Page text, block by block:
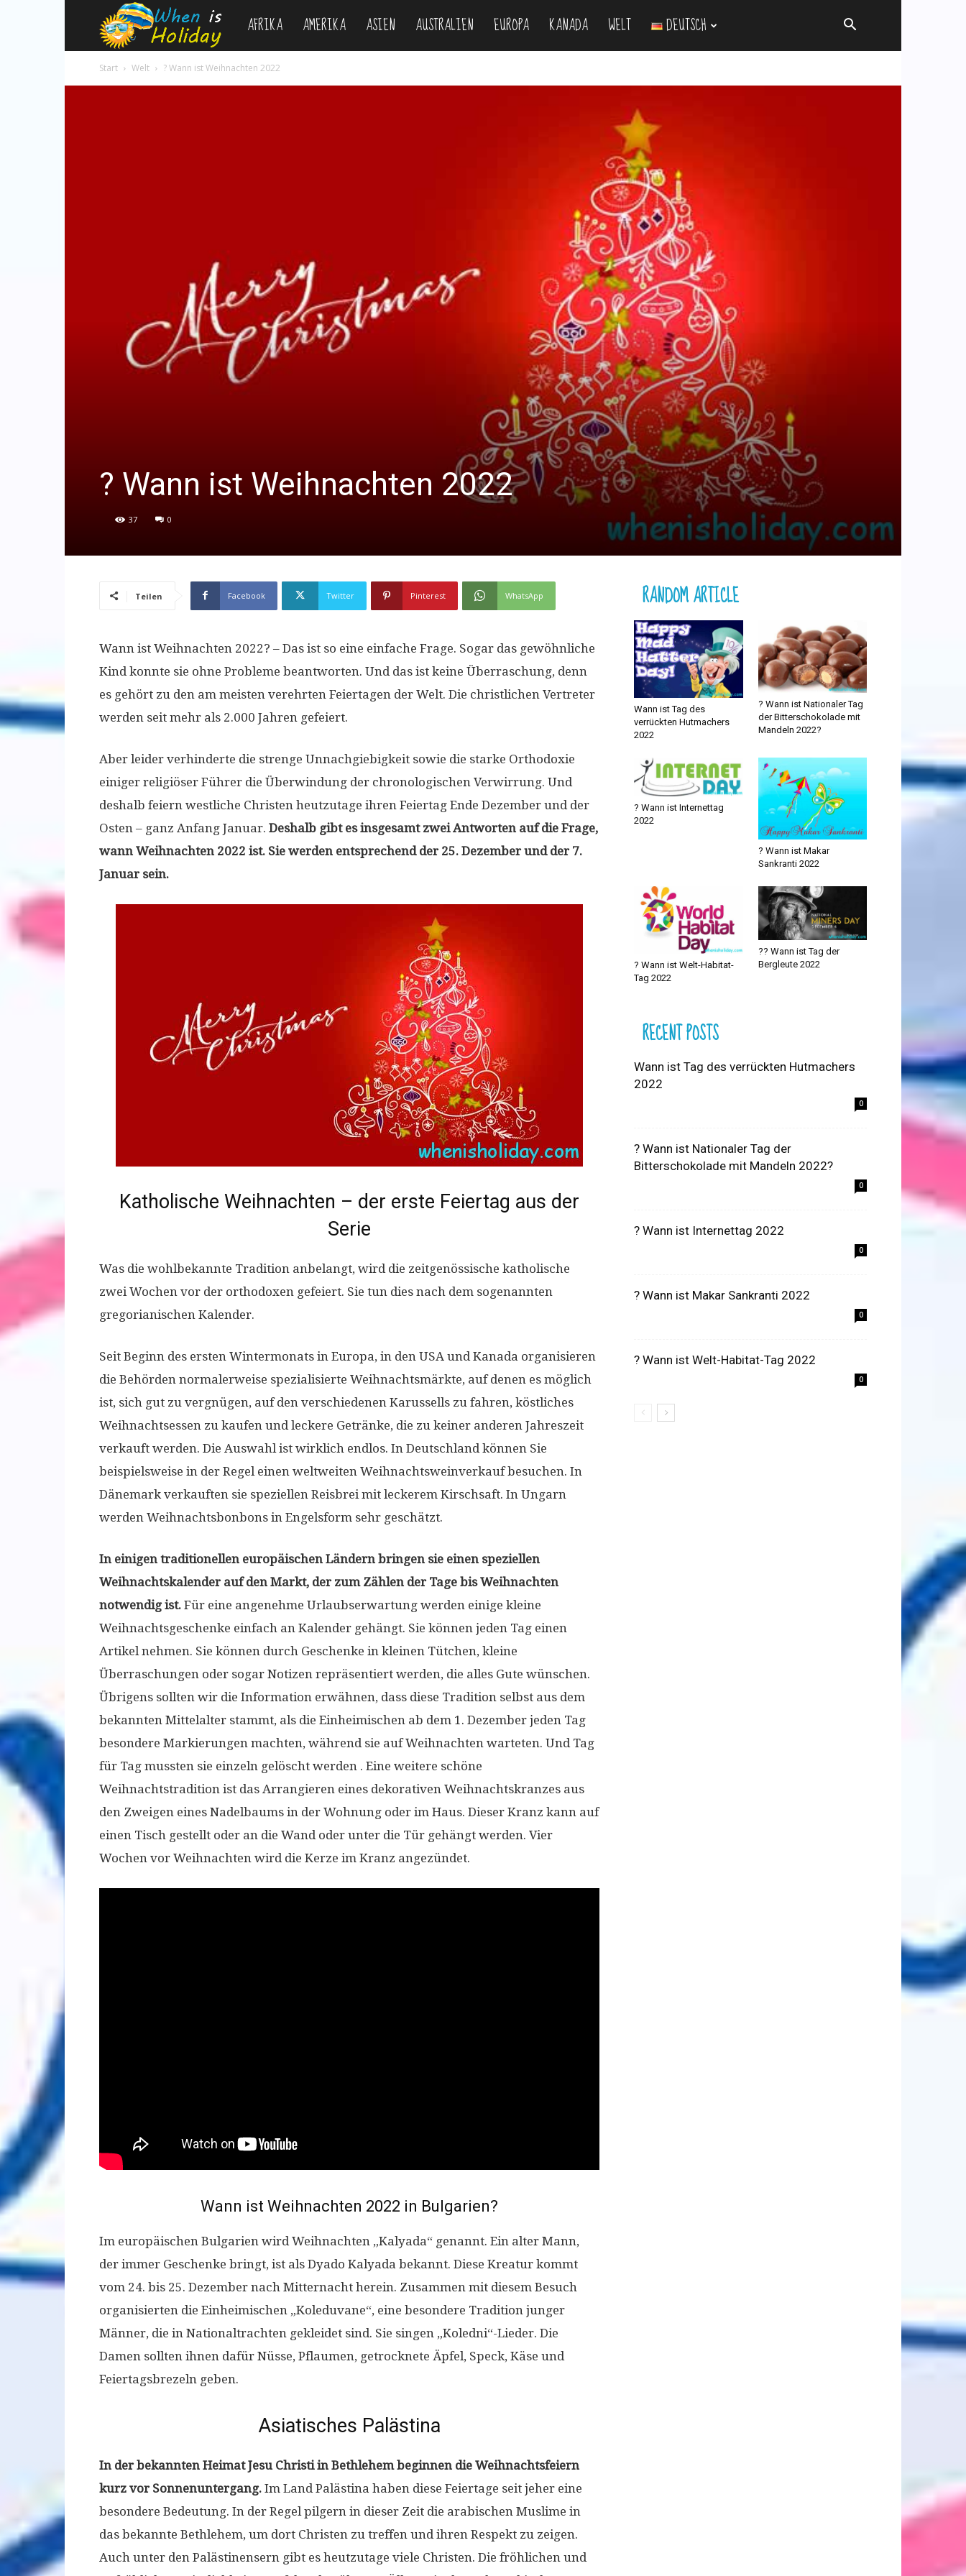
WhenIsHoliday.com
AFRIKA AMERIKA ASIEN AUSTRALIEN EUROPA KANADA WELT DEUTSCH
Start Welt ? Wann ist Weihnachten 2022
? Wann ist Weihnachten 2022
37 0
Teilen Facebook Twitter Pinterest WhatsApp
Wann ist Weihnachten 2022? – Das ist so eine einfache Frage. Sogar das gewöhnliche
Kind konnte sie ohne Probleme beantworten. Und das ist keine Überraschung, denn
es gehört zu den am meisten verehrten Feiertagen der Welt. Die christlichen Vertreter
werden seit mehr als 2.000 Jahren gefeiert.
Aber leider verhinderte die strenge Unnachgiebigkeit sowie die starke Orthodoxie
einiger religiöser Führer die Überwindung der chronologischen Verwirrung. Und
deshalb feiern westliche Christen heutzutage ihren Feiertag Ende Dezember und der
Osten – ganz Anfang Januar. Deshalb gibt es insgesamt zwei Antworten auf die Frage,
wann Weihnachten 2022 ist. Sie werden entsprechend der 25. Dezember und der 7.
Januar sein.
Katholische Weihnachten – der erste Feiertag aus der
Serie
Was die wohlbekannte Tradition anbelangt, wird die zeitgenössische katholische
zwei Wochen vor der orthodoxen gefeiert. Sie tun dies nach dem sogenannten
gregorianischen Kalender.
Seit Beginn des ersten Wintermonats in Europa, in den USA und Kanada organisieren
die Behörden normalerweise spezialisierte Weihnachtsmärkte, auf denen es möglich
ist, sich gut zu vergnügen, auf den verschiedenen Karussells zu fahren, köstliches
Weihnachtsessen zu kaufen und leckere Getränke, die zu keiner anderen Jahreszeit
verkauft werden. Die Auswahl ist wirklich endlos. In Deutschland können Sie
beispielsweise in der Regel einen weltweiten Weihnachtsweinverkauf besuchen. In
Dänemark verkauften sie speziellen Reisbrei mit leckerem Kirschsaft. In Ungarn
werden Weihnachtsbonbons in Engelsform sehr geschätzt.
In einigen traditionellen europäischen Ländern bringen sie einen speziellen
Weihnachtskalender auf den Markt, der zum Zählen der Tage bis Weihnachten
notwendig ist. Für eine angenehme Urlaubserwartung werden einige kleine
Weihnachtsgeschenke einfach an Kalender gehängt. Sie können jeden Tag einen
Artikel nehmen. Sie können durch Geschenke in kleinen Tütchen, kleine
Überraschungen oder sogar Notizen repräsentiert werden, die alles Gute wünschen.
Übrigens sollten wir die Information erwähnen, dass diese Tradition selbst aus dem
bekannten Mittelalter stammt, als die Einheimischen ab dem 1. Dezember jeden Tag
besondere Markierungen machten, während sie auf Weihnachten warteten. Und Tag
für Tag mussten sie einzeln gelöscht werden . Eine weitere schöne
Weihnachtstradition ist das Arrangieren eines dekorativen Weihnachtskranzes aus
den Zweigen eines Nadelbaums in der Wohnung oder im Haus. Dieser Kranz kann auf
einen Tisch gestellt oder an die Wand oder unter die Tür gehängt werden. Vier
Wochen vor Weihnachten wird die Kerze im Kranz angezündet.
Wann ist Weihnachten 2022 in Bulgarien?
Im europäischen Bulgarien wird Weihnachten „Kalyada“ genannt. Ein alter Mann,
der immer Geschenke bringt, ist als Dyado Kalyada bekannt. Diese Kreatur kommt
vom 24. bis 25. Dezember nach Mitternacht herein. Zusammen mit diesem Besuch
organisierten die Einheimischen „Koleduvane“, eine besondere Tradition junger
Männer, die in Nationaltrachten gekleidet sind. Sie singen „Koledni“-Lieder. Die
Damen sollten ihnen dafür Nüsse, Pflaumen, getrocknete Äpfel, Speck, Käse und
Feiertagsbrezeln geben.
Asiatisches Palästina
In der bekannten Heimat Jesu Christi in Bethlehem beginnen die Weihnachtsfeiern
kurz vor Sonnenuntergang. Im Land Palästina haben diese Feiertage seit jeher eine
besondere Bedeutung. In der Regel pilgern in dieser Zeit die arabischen Muslime in
das bekannte Bethlehem, um dort Christen zu treffen und ihren Respekt zu zeigen.
Auch unter den Palästinensern gibt es heutzutage viele Christen. Die fröhlichen und
RANDOM ARTICLE
Wann ist Tag des
verrückten Hutmachers
2022
? Wann ist Nationaler Tag
der Bitterschokolade mit
Mandeln 2022?
? Wann ist Internettag
2022
? Wann ist Makar
Sankranti 2022
? Wann ist Welt-Habitat-
Tag 2022
?‍? Wann ist Tag der
Bergleute 2022
RECENT POSTS
Wann ist Tag des verrückten Hutmachers
2022
0
? Wann ist Nationaler Tag der
Bitterschokolade mit Mandeln 2022?
0
? Wann ist Internettag 2022
0
? Wann ist Makar Sankranti 2022
0
? Wann ist Welt-Habitat-Tag 2022
0